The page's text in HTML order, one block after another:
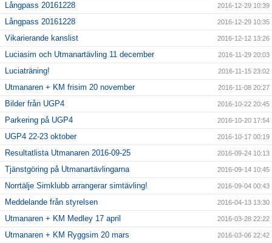
Långpass 20161228 2016-12-29 10:39
Långpass 20161228 2016-12-29 10:35
Vikarierande kanslist 2016-12-12 13:26
Luciasim och Utmanartävling 11 december 2016-11-29 20:03
Luciaträning! 2016-11-15 23:02
Utmanaren + KM frisim 20 november 2016-11-08 20:27
Bilder från UGP4 2016-10-22 20:45
Parkering på UGP4 2016-10-20 17:54
UGP4 22-23 oktober 2016-10-17 00:19
Resultatlista Utmanaren 2016-09-25 2016-09-24 10:13
Tjänstgöring på Utmanartävlingarna 2016-09-14 10:45
Norrtälje Simklubb arrangerar simtävling! 2016-09-04 00:43
Meddelande från styrelsen 2016-04-13 13:30
Utmanaren + KM Medley 17 april 2016-03-28 22:22
Utmanaren + KM Ryggsim 20 mars 2016-03-06 22:42